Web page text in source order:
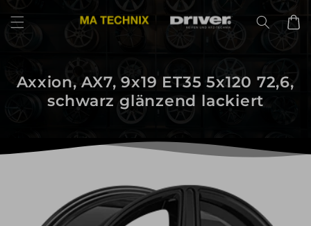
zum
Inhalt
Axxion, AX7, 9x19 ET35 5x120 72,6,
schwarz glänzend lackiert